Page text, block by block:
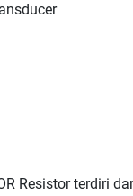
Resistor terdiri